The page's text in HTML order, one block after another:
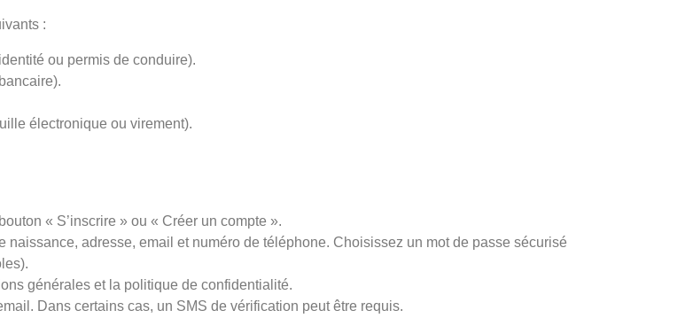
:
ou permis de conduire).
électronique ou virement).
« S’inscrire » ou « Créer un compte ».
naissance, adresse, email et numéro de téléphone. Choisissez un mot de passe sécurisé
générales et la politique de confidentialité.
Dans certains cas, un SMS de vérification peut être requis.